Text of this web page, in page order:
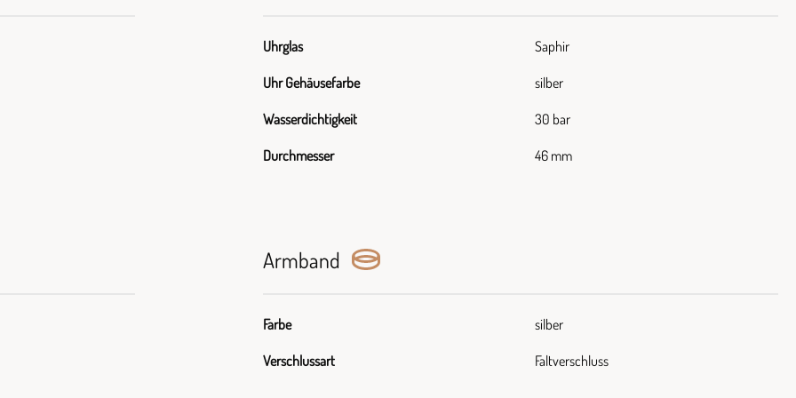
Uhrglas Saphir
Uhr Gehäusefarbe silber
Wasserdichtigkeit 30 bar
Durchmesser 46 mm
Armband
Farbe silber
Verschlussart Faltverschluss